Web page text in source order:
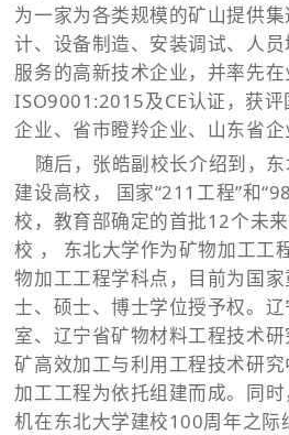
为一家为各类规模的矿山提供
计、设备制造、安装调试、人
服务的高新技术企业，并率先
ISO9001:2015及CE认证，获评
企业、省市瞪羚企业、山东省企
随后，张皓副校长介绍到，
建设高校， 国家“211工程”和
校，教育部确定的首批12个未
校 ， 东北大学作为矿物加工工
物加工工程学科点，目前为国
士、硕士、博士学位授予权。
室、辽宁省矿物材料工程技术
矿高效加工与利用工程技术研
加工工程为依托组建而成。同
机在东北大学建校100周年之际